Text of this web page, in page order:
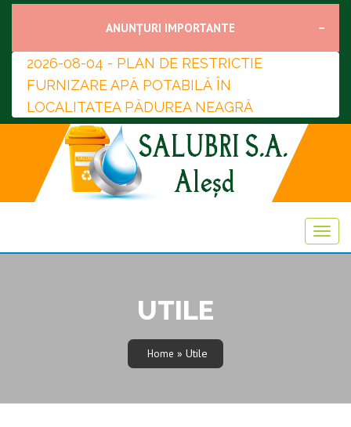
ANUNȚURI IMPORTANTE
2026-08-04 - PLAN DE RESTRICTIE
FURNIZARE APĂ POTABILĂ ÎN
LOCALITATEA PĂDUREA NEAGRĂ
UTILE
Home » Utile